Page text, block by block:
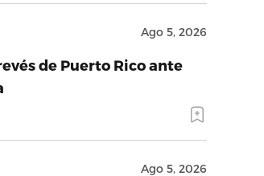
Ago 5, 2026
de Puerto Rico ante
Ago 5, 2026